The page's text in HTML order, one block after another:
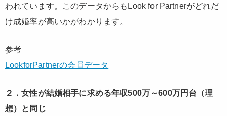
われています。このデータからもLook for Partnerがどれだ
け成婚率が高いかがわかります。
参考
LookforPartnerの会員データ
２．女性が結婚相手に求める年収500万～600万円台（理
想）と同じ